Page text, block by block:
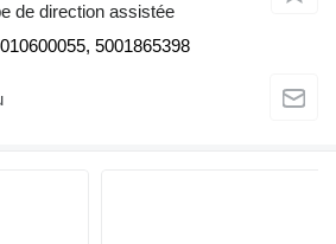
de direction assistée
5001865398